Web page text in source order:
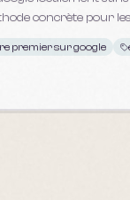
concrète pour
premier sur google